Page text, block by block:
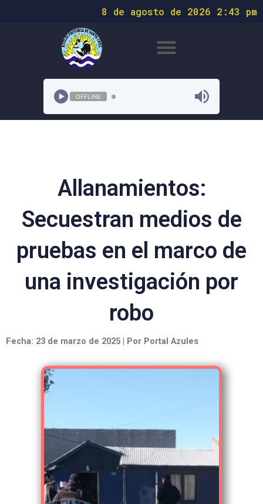
8 de agosto de 2026 2:43 pm
OFFLINE
Allanamientos:
Secuestran medios de
pruebas en el marco de
una investigación por
robo
Fecha: 23 de marzo de 2025 | Por Portal Azules